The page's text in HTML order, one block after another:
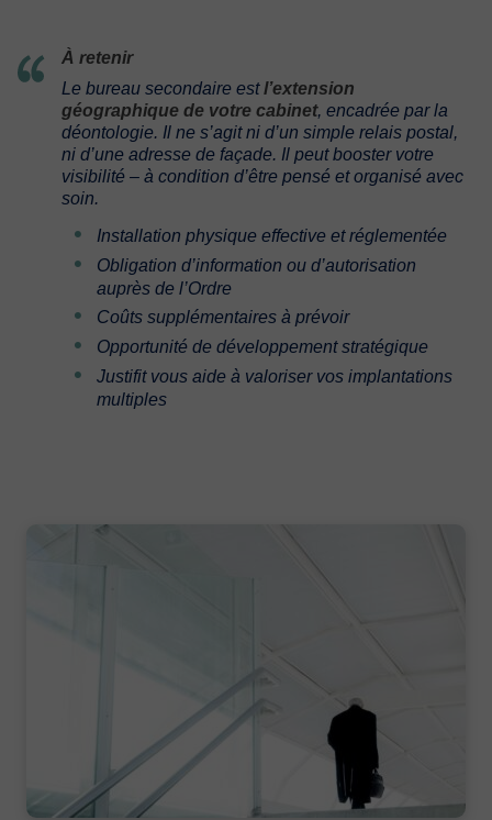
À retenir
Le bureau secondaire estl’extension
géographique de votre cabinet, encadrée par la
déontologie. Il ne s’agit ni d’un simple relais postal,
ni d’une adresse de façade. Il peut booster votre
visibilité – à condition d’être pensé et organisé avec
soin.
Installation physique effective et réglementée
Obligation d’information ou d’autorisation
auprès de l’Ordre
Coûts supplémentaires à prévoir
Opportunité de développement stratégique
Justifit vous aide à valoriser vos implantations
multiples